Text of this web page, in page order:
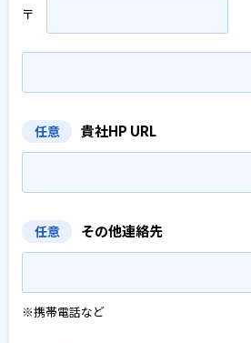
〒
任意 貴社HP URL
任意 その他連絡先
※携帯電話など